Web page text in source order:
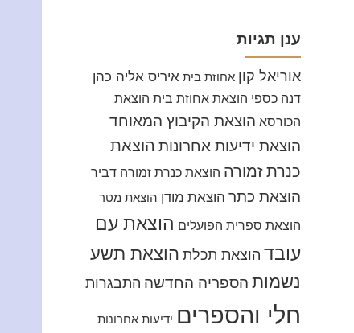
ענן תגיות
אוריאל קון אחוזת בית איריס אליה כהן
דנה כספי הוצאת אחוזת בית הוצאת
הכורסא הוצאת הקיבוץ המאוחד
הוצאת ידיעות אחרונות הוצאת
כנרת זמורה הוצאת כנרת זמורה דביר
הוצאת כתר הוצאת מודן הוצאת מטר
הוצאת ספרית הפועלים הוצאת עם
עובד הוצאת תכלת הוצאת תשע
נשמות הספריה החדשה התבגרות
חלי והספרים ידיעות אחרונות